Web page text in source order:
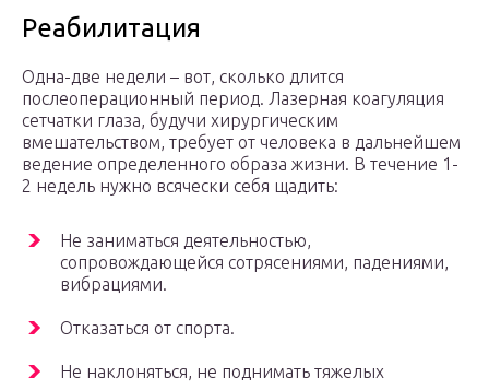
Реабилитация
Одна-две недели – вот, сколько длится
послеоперационный период. Лазерная коагуляция
сетчатки глаза, будучи хирургическим
вмешательством, требует от человека в дальнейшем
ведение определенного образа жизни. В течение 1-
2 недель нужно всячески себя щадить:
Не заниматься деятельностью,
сопровождающейся сотрясениями, падениями,
вибрациями.
Отказаться от спорта.
Не наклоняться, не поднимать тяжелых